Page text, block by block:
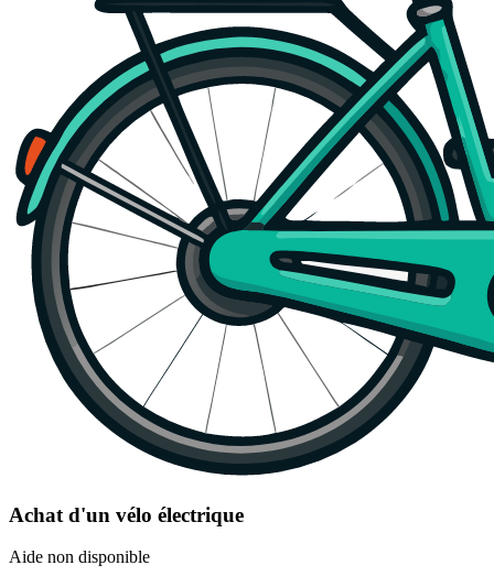
Achat d'un vélo électrique
Aide non disponible